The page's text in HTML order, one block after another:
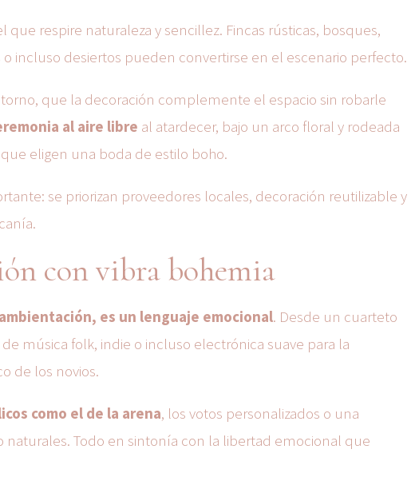
respire naturaleza y sencillez. Fincas rústicas, bosques,
o incluso desiertos pueden convertirse en el escenario perfecto.
que la decoración complemente el espacio sin robarle
al aire libre al atardecer, bajo un arco floral y rodeada
eligen una boda de estilo boho.
se priorizan proveedores locales, decoración reutilizable y
con vibra bohemia
es un lenguaje emocional. Desde un cuarteto
música folk, indie o incluso electrónica suave para la
de los novios.
como el de la arena, los votos personalizados o una
Todo en sintonía con la libertad emocional que